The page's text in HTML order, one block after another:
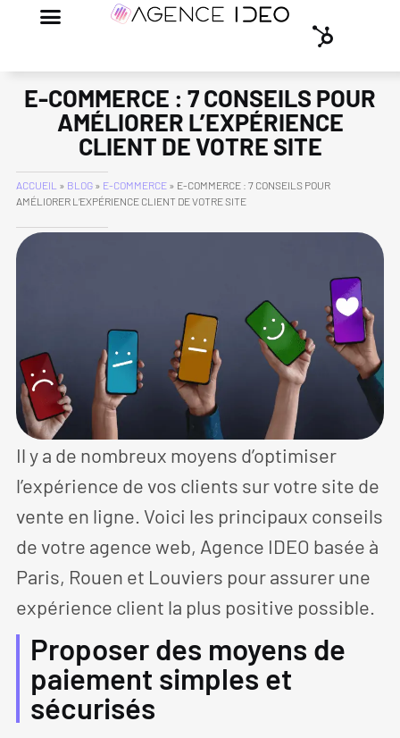
E-COMMERCE : 7 CONSEILS POUR
AMÉLIORER L’EXPÉRIENCE
CLIENT DE VOTRE SITE
ACCUEIL » BLOG» E-COMMERCE» E-COMMERCE : 7 CONSEILS POUR
AMÉLIORER L’EXPÉRIENCE CLIENT DE VOTRE SITE
Il y a de nombreux moyens d’optimiser
l’expérience de vos clients sur votre site de
vente en ligne. Voici les principaux conseils
de votre agence web, Agence IDEO basée à
Paris, Rouen et Louviers pour assurer une
expérience client la plus positive possible.
Proposer des moyens de
paiement simples et
sécurisés